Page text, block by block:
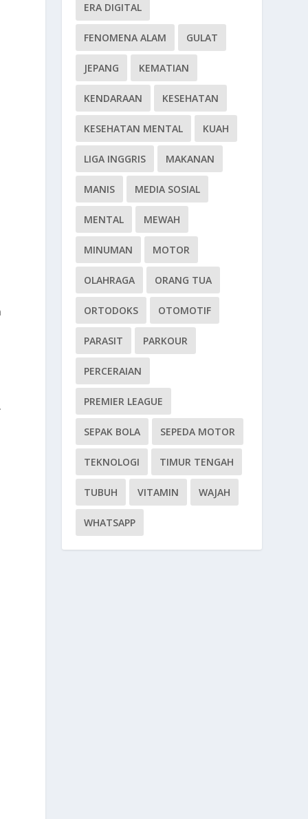
ERA DIGITAL
FENOMENA ALAM GULAT
JEPANG KEMATIAN
KENDARAAN KESEHATAN
KESEHATAN MENTAL KUAH
LIGA INGGRIS MAKANAN
MANIS MEDIA SOSIAL
MENTAL MEWAH
MINUMAN MOTOR
OLAHRAGA ORANG TUA
ORTODOKS OTOMOTIF
PARASIT PARKOUR
PERCERAIAN
PREMIER LEAGUE
SEPAK BOLA SEPEDA MOTOR
TEKNOLOGI TIMUR TENGAH
TUBUH VITAMIN WAJAH
WHATSAPP